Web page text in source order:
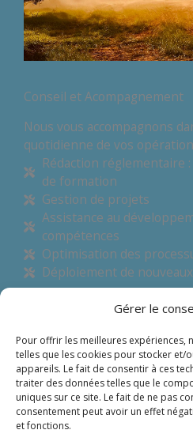
Gérer le
Pour offrir les meilleures expériences,
telles que les cookies pour stocker et/
appareils. Le fait de consentir à ces
traiter des données telles que le
uniques sur ce site. Le fait de ne pas
consentement peut avoir un effet
et fonctions.
Conseil et Acompagnement
Nous vous accompagnons
quotidienne de vos
Rédaction réglementaire
de formation
Gestion de projets
Assistance au
compétences
Optimisation des
Déploiement de